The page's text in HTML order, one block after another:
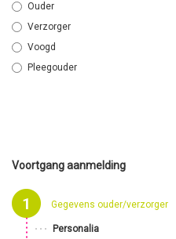
Ouder
Verzorger
Voogd
Pleegouder
Voortgang aanmelding
Gegevens ouder/verzorger
Personalia